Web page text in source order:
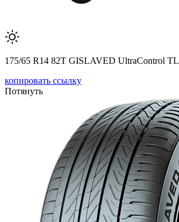
175/65 R14 82T GISLAVED UltraControl TL
копировать ссылку
Потянуть